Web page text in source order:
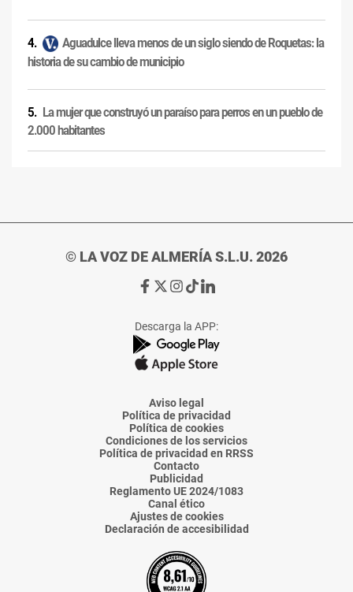
Aguadulce lleva menos de un siglo siendo de Roquetas: la
historia de su cambio de municipio
La mujer que construyó un paraíso para perros en un pueblo de
2.000 habitantes
© LA VOZ DE ALMERÍA S.L.U. 2026
Ir
de
La
Voz
Almería
Ir
de
La
Voz
Almería
Ir
de
La
Voz
Almería
Ir
de
La
Voz
Almería
Ir
de
La
Voz
Descarga la APP:
Aviso legal
Política de privacidad
Política de cookies
Condiciones de los servicios
Política de privacidad en RRSS
Contacto
Publicidad
Reglamento UE 2024/1083
Canal ético
Ajustes de cookies
Declaración de accesibilidad